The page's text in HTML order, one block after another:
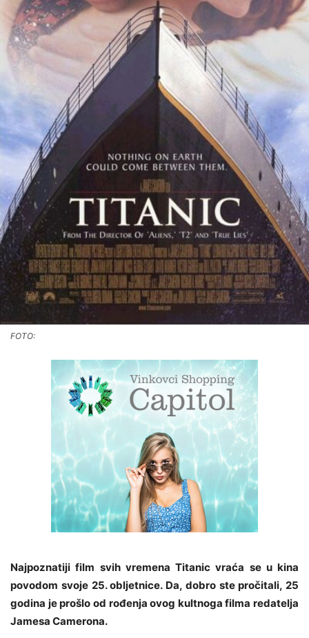
FOTO:
Najpoznatiji film svih vremena Titanic vraća se u kina
povodom svoje 25. obljetnice. Da, dobro ste pročitali, 25
godina je prošlo od rođenja ovog kultnoga filma redatelja
Jamesa Camerona.